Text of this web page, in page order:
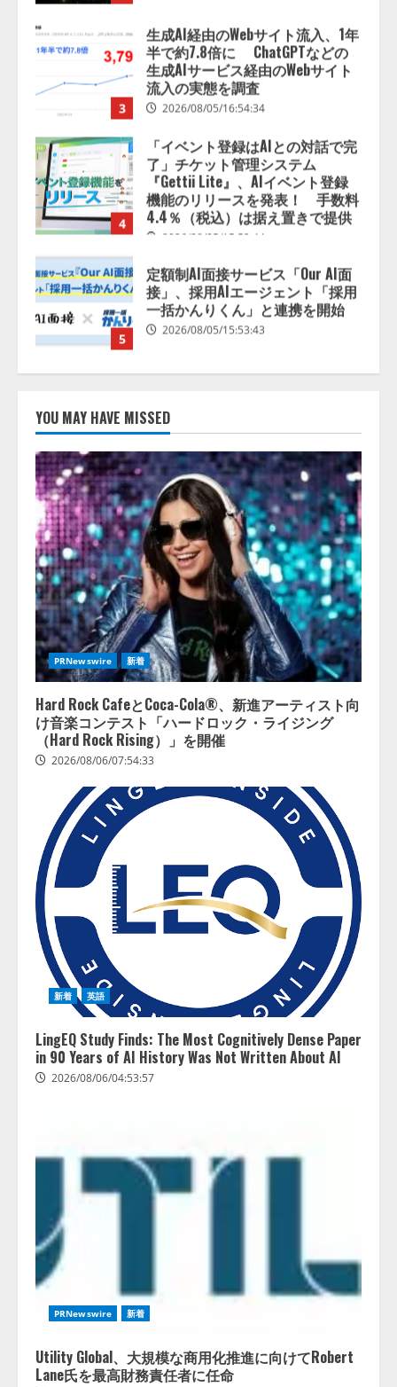
4
「イベント登録はAIとの対話で完
了」チケット管理システム
『Gettii Lite』、AIイベント登録
機能のリリースを発表！ 手数料
4.4％（税込）は据え置きで提供
5
定額制AI面接サービス「Our AI面
接」、採用AIエージェント「採用
一括かんりくん」と連携を開始
2026/08/05/15:53:43
1
Human to AIからAI to AI時代の到
来を見据え、顧客接点を収益に変
える「Helpfeel Growth」提供開始
2026/08/05/19:53:48
2
イドライン（第1.2版）』を公開
3
生成AI経由のWebサイト流入、1年
半で約7.8倍に ChatGPTなどの
生成AIサービス経由のWebサイト
流入の実態を調査
2026/08/05/16:54:34
「イベント登録はAIとの対話で完
了」チケット管理システム
『Gettii Lite』、AIイベント登録
機能のリリースを発表！ 手数料
4.4％（税込）は据え置きで提供
2026/08/05/15:53:44
YOU MAY HAVE MISSED
PRNewswire 新着
Hard Rock CafeとCoca-Cola®、新進アーティスト向
け音楽コンテスト「ハードロック・ライジング
（Hard Rock Rising）」を開催
2026/08/06/07:54:33
新着 英語
LingEQ Study Finds: The Most Cognitively Dense Paper
in 90 Years of AI History Was Not Written About AI
2026/08/06/04:53:57
PRNewswire 新着
Utility Global、大規模な商用化推進に向けてRobert
Lane氏を最高財務責任者に任命